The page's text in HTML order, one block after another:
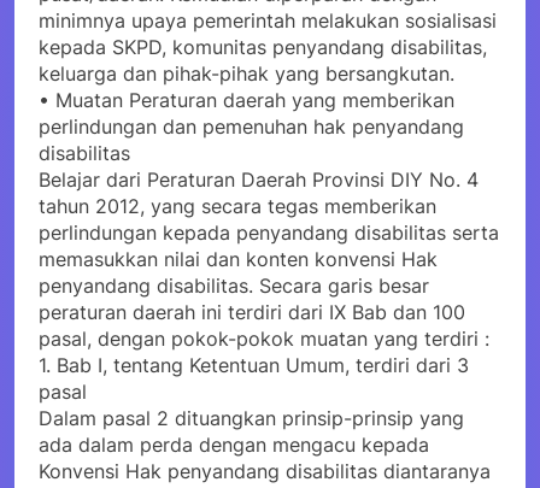
minimnya upaya pemerintah melakukan sosialisasi
kepada SKPD, komunitas penyandang disabilitas,
keluarga dan pihak-pihak yang bersangkutan.
• Muatan Peraturan daerah yang memberikan
perlindungan dan pemenuhan hak penyandang
disabilitas
Belajar dari Peraturan Daerah Provinsi DIY No. 4
tahun 2012, yang secara tegas memberikan
perlindungan kepada penyandang disabilitas serta
memasukkan nilai dan konten konvensi Hak
penyandang disabilitas. Secara garis besar
peraturan daerah ini terdiri dari IX Bab dan 100
pasal, dengan pokok-pokok muatan yang terdiri :
1. Bab I, tentang Ketentuan Umum, terdiri dari 3
pasal
Dalam pasal 2 dituangkan prinsip-prinsip yang
ada dalam perda dengan mengacu kepada
Konvensi Hak penyandang disabilitas diantaranya